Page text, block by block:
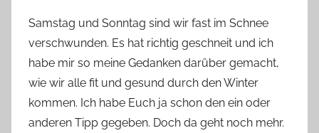
n
Y
v
o
n
n
Samstag und Sonntag sind wir fast im Schnee
verschwunden. Es hat richtig geschneit und ich
habe mir so meine Gedanken darüber gemacht,
wie wir alle fit und gesund durch den Winter
kommen. Ich habe Euch ja schon den ein oder
anderen Tipp gegeben. Doch da geht noch mehr.